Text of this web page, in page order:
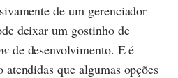
de um gerenciador
deixar um gostinho de
de desenvolvimento. E é
atendidas que algumas opções